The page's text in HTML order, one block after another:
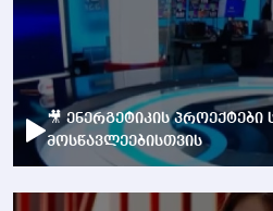
🎥 ენერგეტიკის პროექტები
მოსწავლეებისთვის